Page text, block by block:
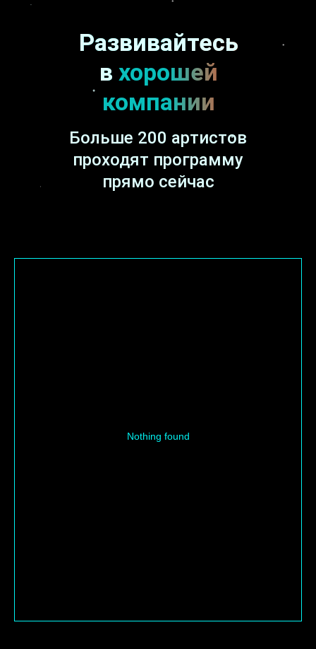
Развивайтесь
в хорошей
компании
Больше 200 артистов
проходят программу
прямо сейчас
Nothing found